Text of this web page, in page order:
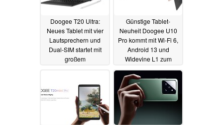
Doogee T20 Ultra:
Neues Tablet mit vier
Lautsprechern und
Dual-SIM startet mit
großem
Günstige Tablet-
Neuheit Doogee U10
Pro kommt mit Wi-Fi 6,
Android 13 und
Widevine L1 zum
aktuell reduzierten
Preis15.11.2023